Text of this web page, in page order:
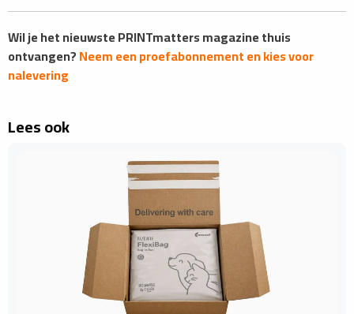
Wil je het nieuwste PRINTmatters magazine thuis
ontvangen?Neem een proefabonnement en kies voor
nalevering
Lees ook